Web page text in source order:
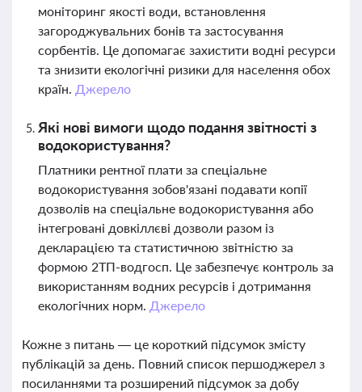
моніторинг якості води, встановлення
загороджувальних бонів та застосування
сорбентів. Це допомагає захистити водні ресурси
та знизити екологічні ризики для населення обох
країн. Джерело
Які нові вимоги щодо подання звітності з
водокористування?
Платники рентної плати за спеціальне
водокористування зобов'язані подавати копії
дозволів на спеціальне водокористування або
інтегровані довкіллєві дозволи разом із
декларацією та статистичною звітністю за
формою 2ТП-водгосп. Це забезпечує контроль за
використанням водних ресурсів і дотримання
екологічних норм. Джерело
Кожне з питань — це короткий підсумок змісту
публікацій за день. Повний список першоджерел з
посиланнями та розширений підсумок за добу